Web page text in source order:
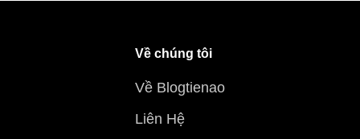
Về chúng tôi
Về Blogtienao
Liên Hệ